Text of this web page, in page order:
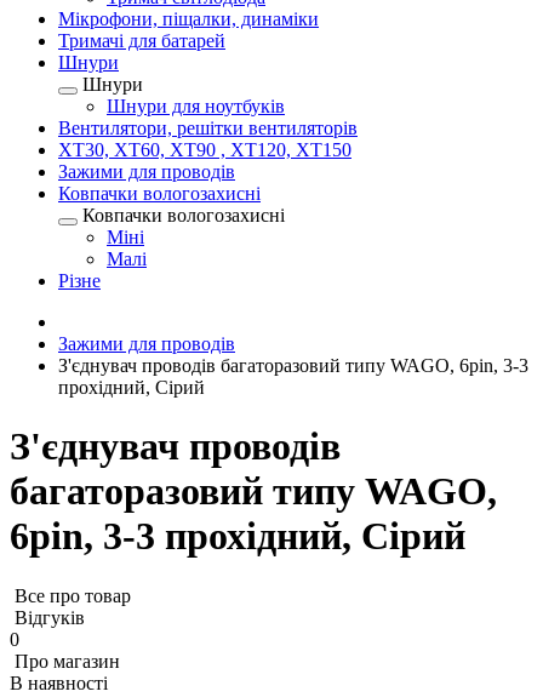
Мікрофони, піщалки, динаміки
Тримачі для батарей
Шнури
Шнури
Шнури для ноутбуків
Вентилятори, решітки вентиляторів
XT30, XT60, XT90 , XT120, XT150
Зажими для проводів
Ковпачки вологозахисні
Ковпачки вологозахисні
Міні
Малі
Різне
Зажими для проводів
З'єднувач проводів багаторазовий типу WAGO, 6pin, 3-3
прохідний, Сірий
З'єднувач проводів
багаторазовий типу WAGO,
6pin, 3-3 прохідний, Сірий
Все про товар
Відгуків
0
Про магазин
В наявності